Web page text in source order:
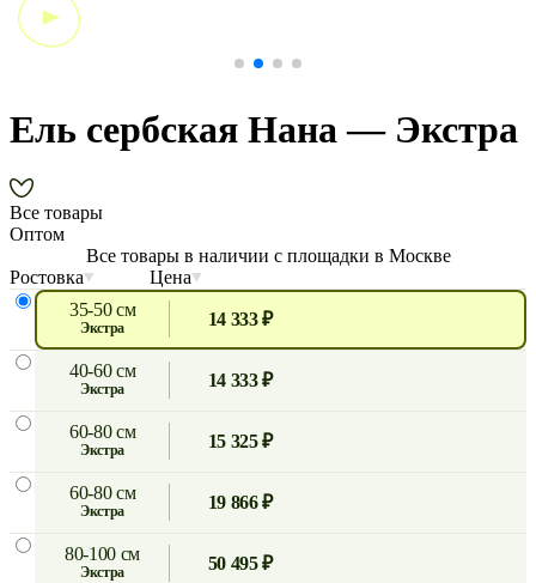
Ель сербская Нана — Экстра
Все товары
Оптом
Все товары в наличии с площадки в Москве
Ростовка
Цена
35-50 см
экстра 14 333 ₽
40-60 см
экстра 14 333 ₽
60-80 см
экстра 15 325 ₽
60-80 см
экстра 19 866 ₽
80-100 см
экстра 50 495 ₽